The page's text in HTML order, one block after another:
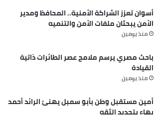
أسوان تعزز الشراكة الأمنية.. المحافظ ومدير
الأمن يبحثان ملفات الأمن والتنميه
منذ يومين
باحث مصري يرسم ملامح عصر الطائرات ذاتية
القيادة
منذ يومين
أمين مستقبل وطن بأبو سمبل يهنئ الرائد أحمد
بهاء بتجديد الثقه